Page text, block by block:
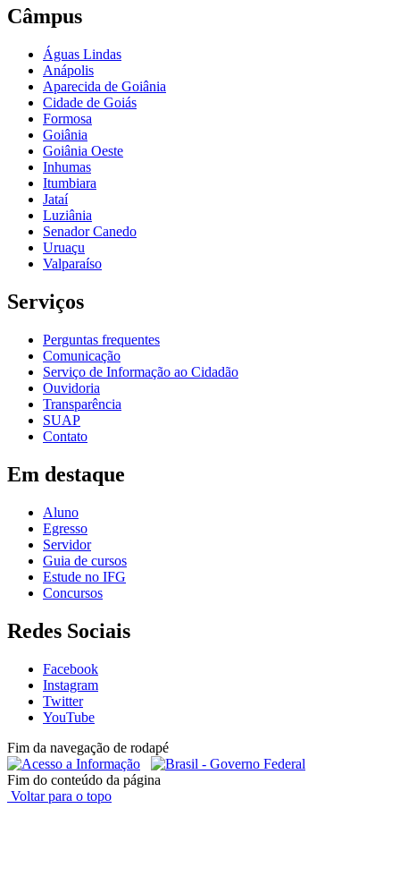
Câmpus
Águas Lindas
Anápolis
Aparecida de Goiânia
Cidade de Goiás
Formosa
Goiânia
Goiânia Oeste
Inhumas
Itumbiara
Jataí
Luziânia
Senador Canedo
Uruaçu
Valparaíso
Serviços
Perguntas frequentes
Comunicação
Serviço de Informação ao Cidadão
Ouvidoria
Transparência
SUAP
Contato
Em destaque
Aluno
Egresso
Servidor
Guia de cursos
Estude no IFG
Concursos
Redes Sociais
Facebook
Instagram
Twitter
YouTube
Fim da navegação de rodapé
Fim do conteúdo da página
Voltar para o topo